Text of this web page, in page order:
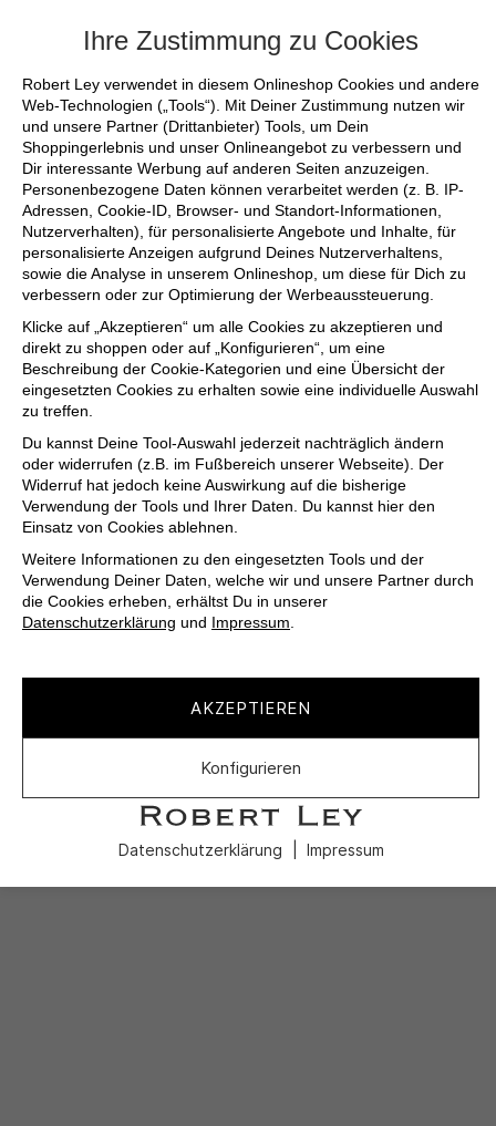
Ihre Zustimmung zu Cookies
Robert Ley verwendet in diesem Onlineshop Cookies und andere
Web-Technologien („Tools“). Mit Deiner Zustimmung nutzen wir
und unsere Partner (Drittanbieter) Tools, um Dein
Shoppingerlebnis und unser Onlineangebot zu verbessern und
Dir interessante Werbung auf anderen Seiten anzuzeigen.
Personenbezogene Daten können verarbeitet werden (z. B. IP-
Adressen, Cookie-ID, Browser- und Standort-Informationen,
Nutzerverhalten), für personalisierte Angebote und Inhalte, für
personalisierte Anzeigen aufgrund Deines Nutzerverhaltens,
sowie die Analyse in unserem Onlineshop, um diese für Dich zu
verbessern oder zur Optimierung der Werbeaussteuerung.
Klicke auf „Akzeptieren“ um alle Cookies zu akzeptieren und
direkt zu shoppen oder auf „Konfigurieren“, um eine
Beschreibung der Cookie-Kategorien und eine Übersicht der
eingesetzten Cookies zu erhalten sowie eine individuelle Auswahl
zu treffen.
Du kannst Deine Tool-Auswahl jederzeit nachträglich ändern
oder widerrufen (z.B. im Fußbereich unserer Webseite). Der
Widerruf hat jedoch keine Auswirkung auf die bisherige
Verwendung der Tools und Ihrer Daten. Du kannst hier den
Einsatz von Cookies ablehnen.
Weitere Informationen zu den eingesetzten Tools und der
Verwendung Deiner Daten, welche wir und unsere Partner durch
die Cookies erheben, erhältst Du in unserer
Datenschutzerklärung und Impressum.
AKZEPTIEREN
Konfigurieren
Datenschutzerklärung Impressum